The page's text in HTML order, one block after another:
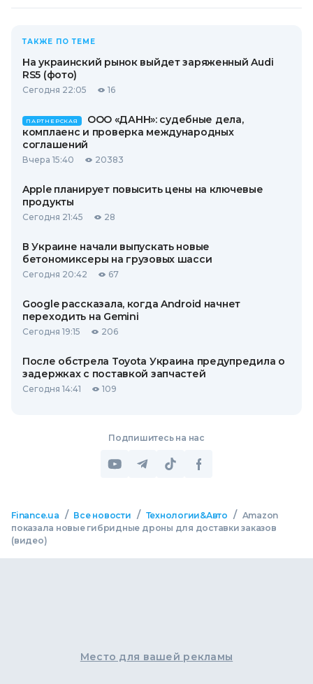
ТАКЖЕ ПО ТЕМЕ
На украинский рынок выйдет заряженный Audi
RS5 (фото)
Сегодня 22:05 16
ПАРТНЕРСКАЯ
ООО «ДАНН»: судебные дела,
комплаенс и проверка международных
соглашений
Вчера 15:40 20383
Apple планирует повысить цены на ключевые
продукты
Сегодня 21:45 28
В Украине начали выпускать новые
бетономиксеры на грузовых шасси
Сегодня 20:42 67
Google рассказала, когда Android начнет
переходить на Gemini
Сегодня 19:15 206
После обстрела Toyota Украина предупредила о
задержках с поставкой запчастей
Сегодня 14:41 109
Подпишитесь на нас
Finance.ua / Все новости / Технологии&Авто / Amazon
показала новые гибридные дроны для доставки заказов
(видео)
Место для вашей рекламы